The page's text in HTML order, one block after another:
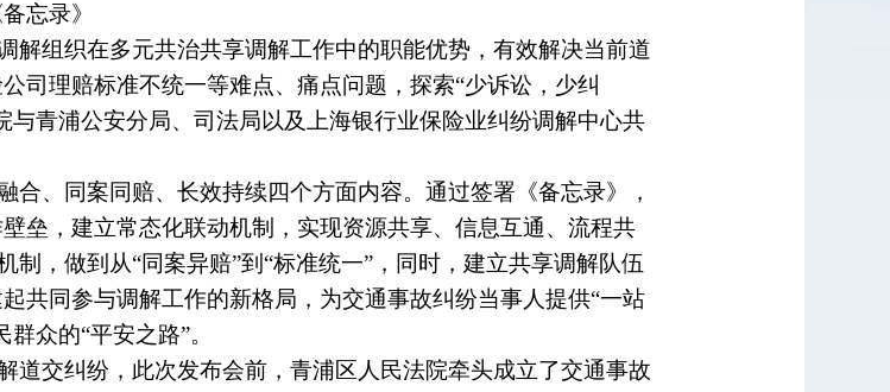
忘录》
解组织在多元共治共享调解工作中的职能优势，有效解决当前道
司理赔标准不统一等难点、痛点问题，探索“少诉讼，少纠
青浦公安分局、司法局以及上海银行业保险业纠纷调解中心共
合、同案同赔、长效持续四个方面内容。通过签署《备忘录》，
垒，建立常态化联动机制，实现资源共享、信息互通、流程共
制，做到从“同案异赔”到“标准统一”，同时，建立共享调解队伍
共同参与调解工作的新格局，为交通事故纠纷当事人提供“一站
众的“平安之路”。
道交纠纷，此次发布会前，青浦区人民法院牵头成立了交通事故